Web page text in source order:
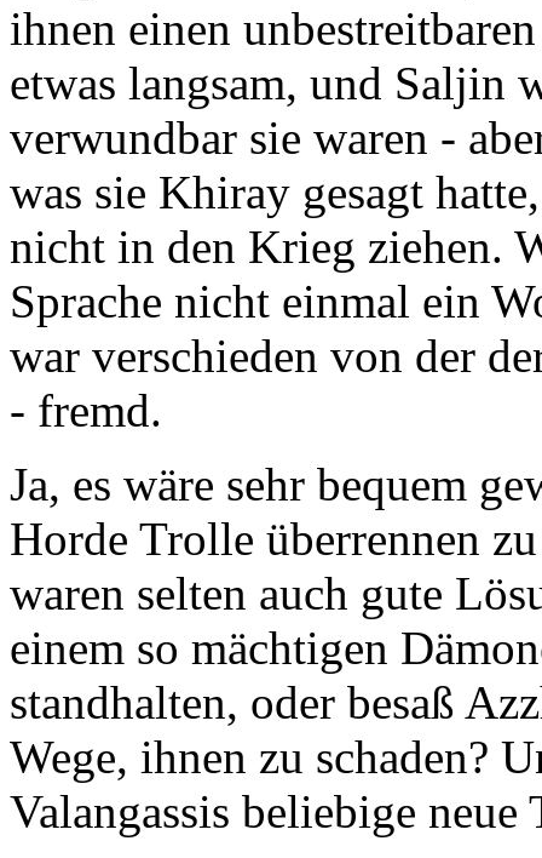
ihnen einen
etwas langsam, und Saljin
verwundbar sie waren -
was sie Khiray gesagt
nicht in den Krieg ziehen.
Sprache nicht einmal ein
war verschieden von der
- fremd.
Ja, es wäre sehr bequem
Horde Trolle überrennen
waren selten auch gute
einem so mächtigen
standhalten, oder besaß
Wege, ihnen zu schaden?
Valangassis beliebige neue